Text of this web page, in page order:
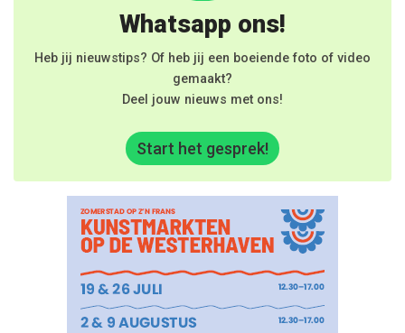
Whatsapp ons!
Heb jij nieuwstips? Of heb jij een boeiende foto of video
gemaakt?
Deel jouw nieuws met ons!
Start het gesprek!